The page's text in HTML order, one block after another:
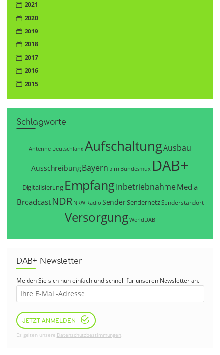
2021
2020
2019
2018
2017
2016
2015
Schlagworte
Antenne Deutschland AufschaltungAusbau
AusschreibungBayern blm Bundesmux DAB+
Digitalisierung EmpfangInbetriebnahme Media
Broadcast NDR NRW Radio SenderSendernetzSenderstandort
VersorgungWorldDAB
DAB+ Newsletter
Melden Sie sich nun einfach und schnell für unseren Newsletter an.
JETZT ANMELDEN
Es gelten unsere Datenschutzbestimmungen.